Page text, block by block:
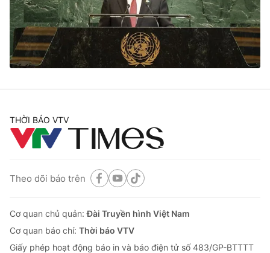
THỜI BÁO VTV
Theo dõi báo trên
Cơ quan chủ quản:Đài Truyền hình Việt Nam
Cơ quan báo chí: Thời báo VTV
Giấy phép hoạt động báo in và báo điện tử số 483/GP-BTTTT